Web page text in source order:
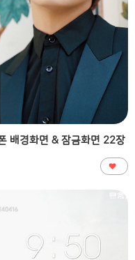
배경화면 & 잠금화면 22장